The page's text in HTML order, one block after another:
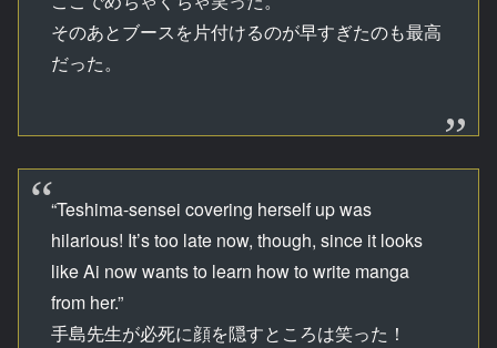
そのあとブースを片付けるのが早すぎたのも最高
だった。
“Teshima-sensei covering herself up was
hilarious! It’s too late now, though, since it looks
like Ai now wants to learn how to write manga
from her.”
手島先生が必死に顔を隠すところは笑った！